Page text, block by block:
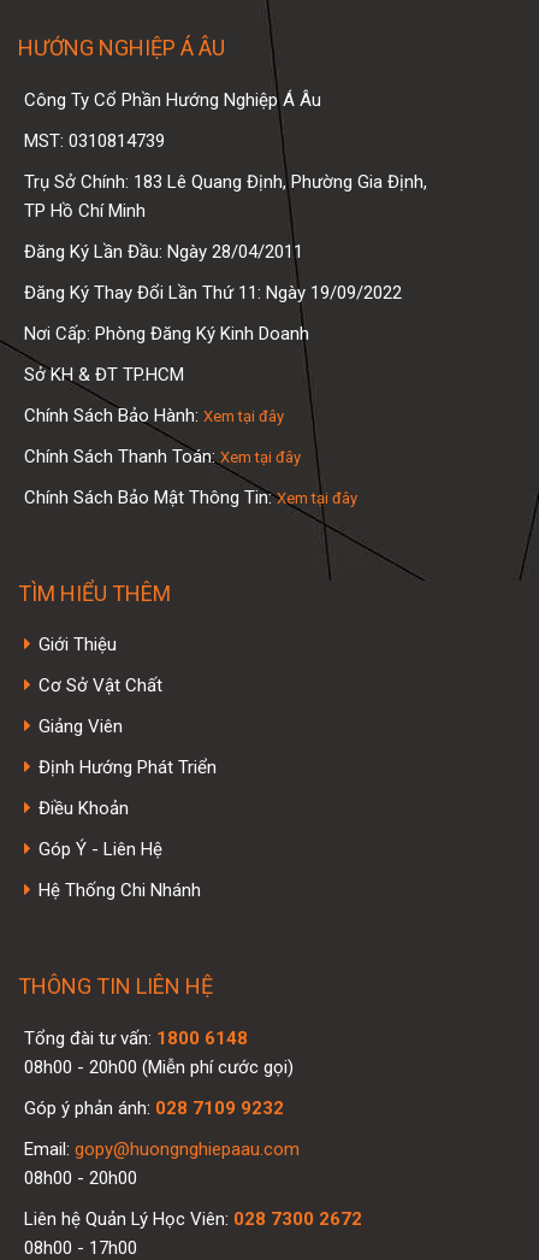
HƯỚNG NGHIỆP Á ÂU
Công Ty Cổ Phần Hướng Nghiệp Á Âu
MST: 0310814739
Trụ Sở Chính: 183 Lê Quang Định, Phường Gia Định,
TP Hồ Chí Minh
Đăng Ký Lần Đầu: Ngày 28/04/2011
Đăng Ký Thay Đổi Lần Thứ 11: Ngày 19/09/2022
Nơi Cấp: Phòng Đăng Ký Kinh Doanh
Sở KH & ĐT TP.HCM
Chính Sách Bảo Hành: Xem tại đây
Chính Sách Thanh Toán:Xem tại đây
Chính Sách Bảo Mật Thông Tin:Xem tại đây
TÌM HIỂU THÊM
Giới Thiệu
Cơ Sở Vật Chất
Giảng Viên
Định Hướng Phát Triển
Điều Khoản
Góp Ý - Liên Hệ
Hệ Thống Chi Nhánh
THÔNG TIN LIÊN HỆ
Tổng đài tư vấn: 1800 6148
08h00 - 20h00 (Miễn phí cước gọi)
Góp ý phản ánh: 028 7109 9232
Email: gopy@huongnghiepaau.com
08h00 - 20h00
Liên hệ Quản Lý Học Viên: 028 7300 2672
08h00 - 17h00